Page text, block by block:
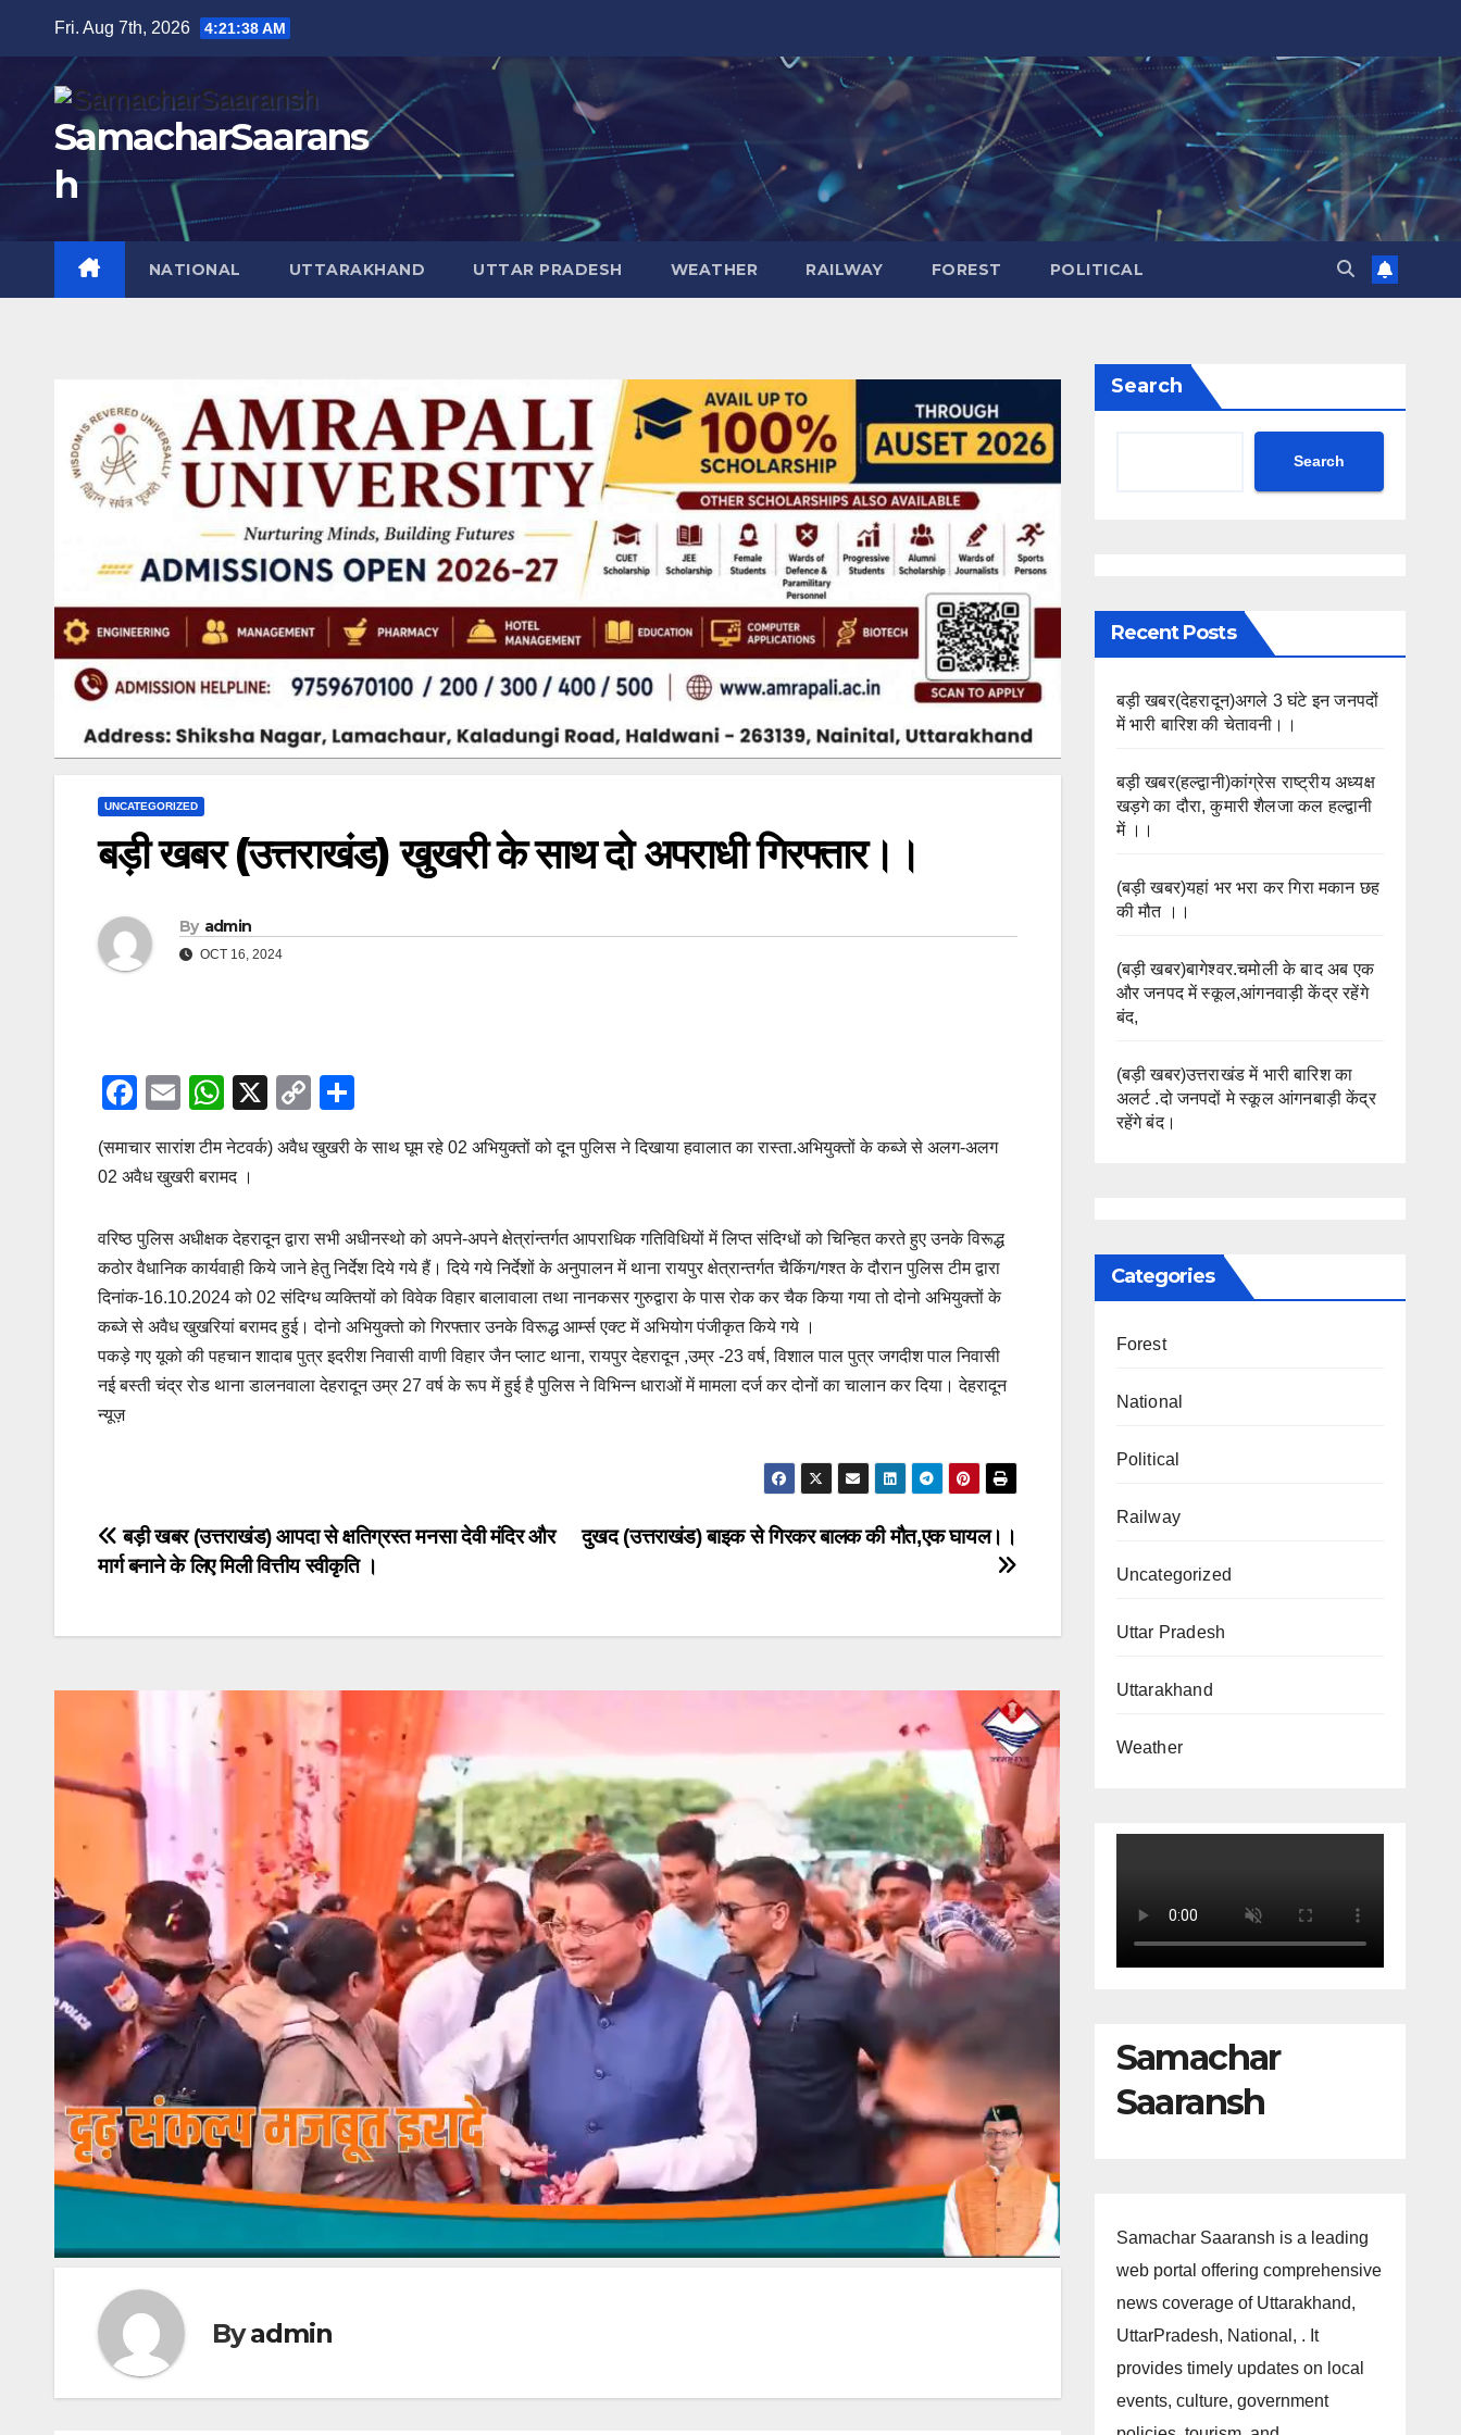
content
Fri. Aug 7th, 2026 4:21:40 AM
SamacharSaarans
h
NATIONAL UTTARAKHAND UTTAR PRADESH WEATHER RAILWAY FOREST POLITICAL
UNCATEGORIZED
बड़ी खबर (उत्तराखंड) खुखरी के साथ दो अपराधी गिरफ्तार।।
By admin
OCT 16, 2024
F
c
b
o
o
k
E
ail
W
h
at
s
A
p
p
X
C
p
Li
n
k
h
ar
(समाचार सारांश टीम नेटवर्क) अवैध खुखरी के साथ घूम रहे 02 अभियुक्तों को दून पुलिस ने दिखाया हवालात का रास्ता.अभियुक्तों के कब्जे से अलग-अलग
02 अवैध खुखरी बरामद ।
वरिष्ठ पुलिस अधीक्षक देहरादून द्वारा सभी अधीनस्थो को अपने-अपने क्षेत्रांन्तर्गत आपराधिक गतिविधियों में लिप्त संदिग्धों को चिन्हित करते हुए उनके विरूद्ध
कठोर वैधानिक कार्यवाही किये जाने हेतु निर्देश दिये गये हैं। दिये गये निर्देशों के अनुपालन में थाना रायपुर क्षेत्रान्तर्गत चैकिंग/गश्त के दौरान पुलिस टीम द्वारा
दिनांक-16.10.2024 को 02 संदिग्ध व्यक्तियों को विवेक विहार बालावाला तथा नानकसर गुरुद्वारा के पास रोक कर चैक किया गया तो दोनो अभियुक्तों के
कब्जे से अवैध खुखरियां बरामद हुई। दोनो अभियुक्तो को गिरफ्तार उनके विरूद्ध आर्म्स एक्ट में अभियोग पंजीकृत किये गये ।
पकड़े गए यूको की पहचान शादाब पुत्र इदरीश निवासी वाणी विहार जैन प्लाट थाना, रायपुर देहरादून ,उम्र -23 वर्ष, विशाल पाल पुत्र जगदीश पाल निवासी
नई बस्ती चंद्र रोड थाना डालनवाला देहरादून उम्र 27 वर्ष के रूप में हुई है पुलिस ने विभिन्न धाराओं में मामला दर्ज कर दोनों का चालान कर दिया। देहरादून
न्यूज़
Post
navigation
दुखद (उत्तराखंड) बाइक से गिरकर बालक की मौत,एक घायल।।
बड़ी खबर (उत्तराखंड) आपदा से क्षतिग्रस्त मनसा देवी मंदिर और
मार्ग बनाने के लिए मिली वित्तीय स्वीकृति ।
Byadmin
Search
Search
Recent Posts
बड़ी खबर(देहरादून)अगले 3 घंटे इन जनपदों
में भारी बारिश की चेतावनी।।
बड़ी खबर(हल्द्वानी)कांग्रेस राष्ट्रीय अध्यक्ष
खड़गे का दौरा, कुमारी शैलजा कल हल्द्वानी
में ।।
(बड़ी खबर)यहां भर भरा कर गिरा मकान छह
की मौत ।।
(बड़ी खबर)बागेश्वर.चमोली के बाद अब एक
और जनपद में स्कूल,आंगनवाड़ी केंद्र रहेंगे
बंद,
(बड़ी खबर)उत्तराखंड में भारी बारिश का
अलर्ट .दो जनपदों मे स्कूल आंगनबाड़ी केंद्र
रहेंगे बंद।
Categories
Forest
National
Political
Railway
Uncategorized
Uttar Pradesh
Uttarakhand
Weather
Samachar
Saaransh
Samachar Saaransh is a leading
web portal offering comprehensive
news coverage of Uttarakhand,
UttarPradesh, National, . It
provides timely updates on local
events, culture, government